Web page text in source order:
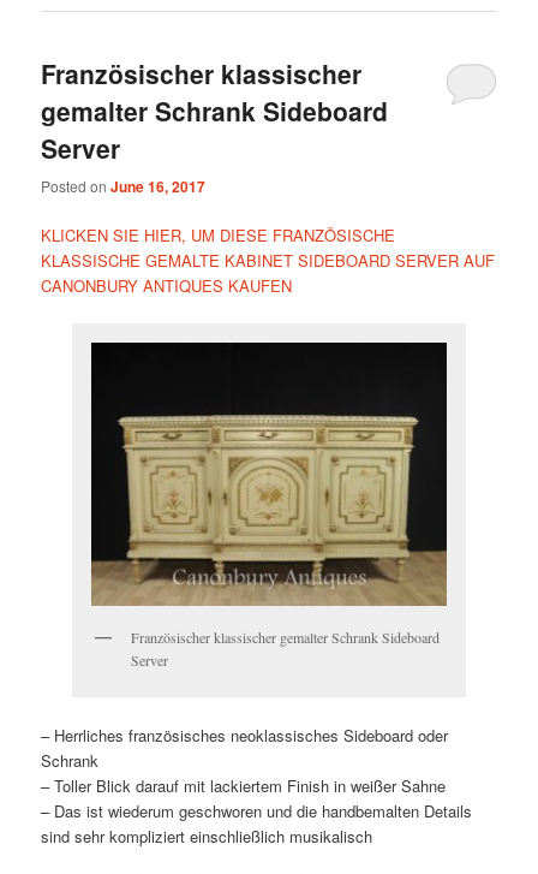
Französischer klassischer
gemalter Schrank Sideboard
Server
Posted onJune 16, 2017
KLICKEN SIE HIER, UM DIESE FRANZÖSISCHE
KLASSISCHE GEMALTE KABINET SIDEBOARD SERVER AUF
CANONBURY ANTIQUES KAUFEN
Französischer klassischer gemalter Schrank Sideboard
Server
– Herrliches französisches neoklassisches Sideboard oder
Schrank
– Toller Blick darauf mit lackiertem Finish in weißer Sahne
– Das ist wiederum geschworen und die handbemalten Details
sind sehr kompliziert einschließlich musikalisch